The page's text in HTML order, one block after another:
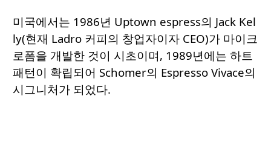
미국에서는 1986년 Uptown espress의 Jack Kel
ly(현재 Ladro 커피의 창업자이자 CEO)가 마이크
로폼을 개발한 것이 시초이며, 1989년에는 하트
패턴이 확립되어 Schomer의 Espresso Vivace의
시그니처가 되었다.